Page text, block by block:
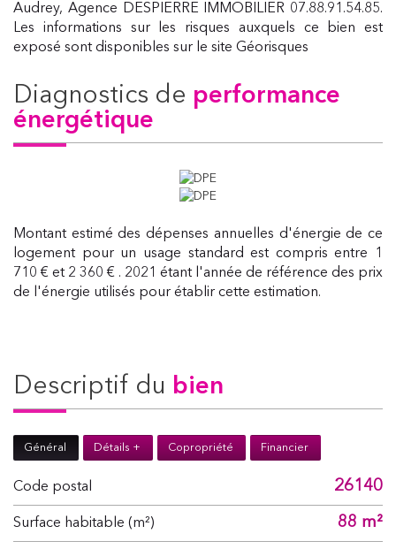
Audrey, Agence DESPIERRE IMMOBILIER 07.88.91.54.85.
Les informations sur les risques auxquels ce bien est
exposé sont disponibles sur le site Géorisques
diagnostics de performance
énergétique
Montant estimé des dépenses annuelles d'énergie de ce
logement pour un usage standard est compris entre 1
710 € et 2 360 € . 2021 étant l'année de référence des prix
de l'énergie utilisés pour établir cette estimation.
descriptif du bien
Général Détails + Copropriété Financier
Code postal 26140
Surface habitable (m²) 88 m²